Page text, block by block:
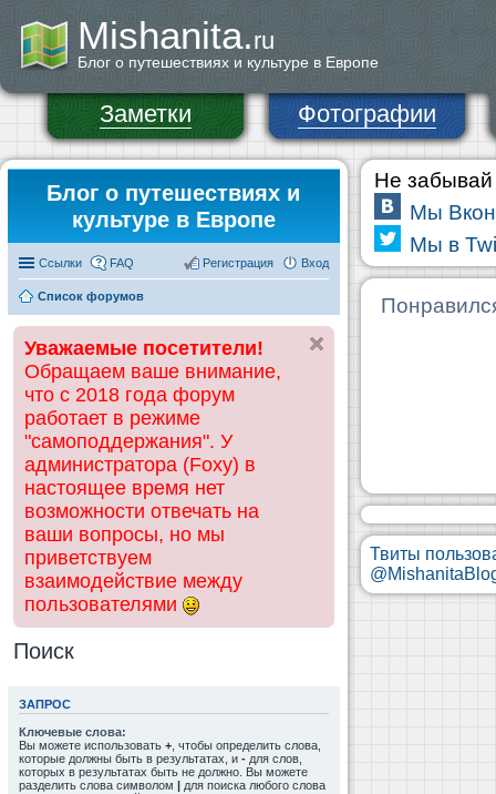
Mishanita.ru
Блог о путешествиях и культуре в Европе
Заметки Фотографии
Блог о путешествиях и
культуре в Европе
Ссылки FAQ Вход
Регистрация
Список форумов
Уважаемые посетители!
Обращаем ваше внимание,
что с 2018 года форум
работает в режиме
"самоподдержания". У
администратора (Foxy) в
настоящее время нет
возможности отвечать на
ваши вопросы, но мы
приветствуем
взаимодействие между
пользователями
Поиск
ЗАПРОС
Ключевые слова:
Вы можете использовать + , чтобы определить слова,
которые должны быть в результатах, и - для слов,
которых в результатах быть не должно. Вы можете
разделить слова символом | для поиска любого слова
Не забывай
Мы
Мы в
Твиты